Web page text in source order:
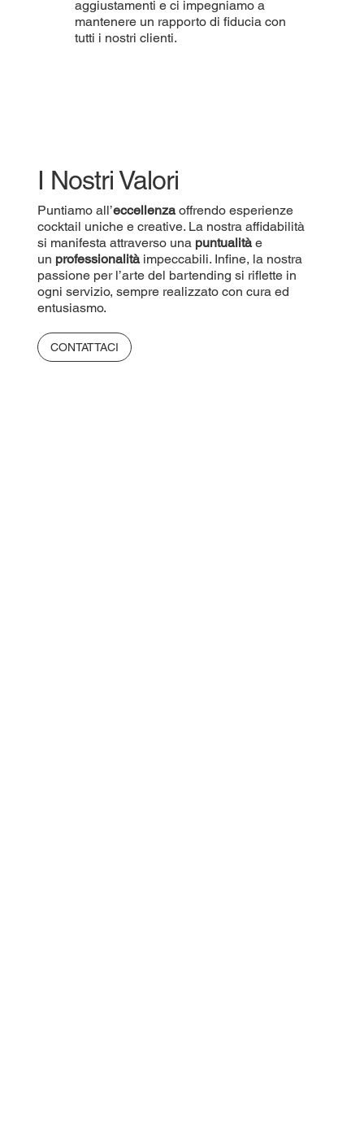
I Nostri Valori
Puntiamo all’eccellenzaoffrendo esperienze
cocktail uniche e creative. La nostra affidabilità
si manifesta attraverso una puntualitàe
un professionalitàimpeccabili. Infine, la nostra
passione per l’arte del bartending si riflette in
ogni servizio, sempre realizzato con cura ed
entusiasmo.
CONTATTACI
aggiustamenti e ci impegniamo a
mantenere un rapporto di fiducia con
tutti i nostri clienti.